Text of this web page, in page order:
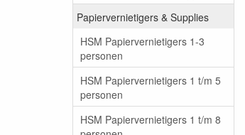
Papiervernietigers & Supplies
HSM Papiervernietigers 1-3
personen
HSM Papiervernietigers 1 t/m 5
personen
HSM Papiervernietigers 1 t/m 8